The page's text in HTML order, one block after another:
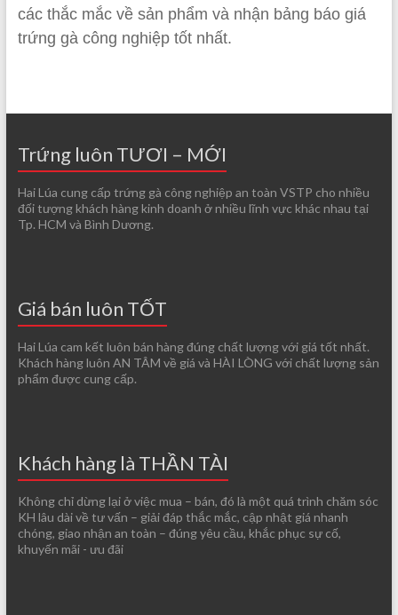
các thắc mắc về sản phẩm và nhận bảng báo giá
trứng gà công nghiệp tốt nhất.
Trứng luôn TƯƠI – MỚI
Hai Lúa cung cấp trứng gà công nghiệp an toàn VSTP cho nhiều
đối tượng khách hàng kinh doanh ở nhiều lĩnh vực khác nhau tại
Tp. HCM và Bình Dương.
Giá bán luôn TỐT
Hai Lúa cam kết luôn bán hàng đúng chất lượng với giá tốt nhất.
Khách hàng luôn AN TÂM về giá và HÀI LÒNG với chất lượng sản
phẩm được cung cấp.
Khách hàng là THẦN TÀI
Không chỉ dừng lại ở việc mua – bán, đó là một quá trình chăm sóc
KH lâu dài về tư vấn – giải đáp thắc mắc, cập nhật giá nhanh
chóng, giao nhận an toàn – đúng yêu cầu, khắc phục sự cố,
khuyến mãi - ưu đãi